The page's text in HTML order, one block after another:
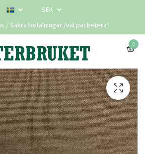
SEK
/ Säkra betalningar /väl packeterat
0